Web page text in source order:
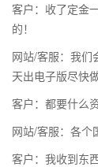
客户：收了定金
的！
网站/客服：我们
天出电子版尽快做
客户：都要什么
网站/客服：各个
客户：我收到东